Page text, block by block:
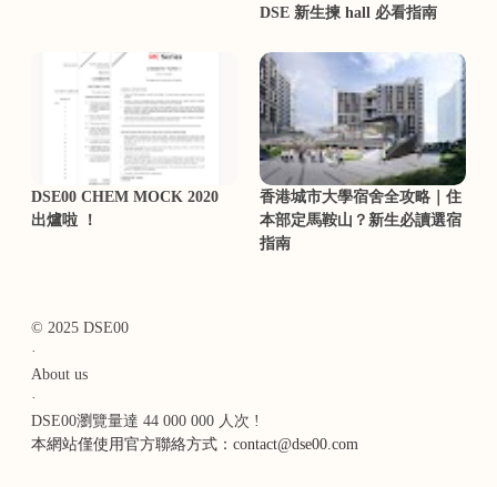
DSE 新生揀 hall 必看指南
DSE00 CHEM MOCK 2020
出爐啦 ！
香港城市大學宿舍全攻略｜住
本部定馬鞍山？新生必讀選宿
指南
© 2025 DSE00
·
About us
·
DSE00瀏覽量達 44 000 000 人次 !
本網站僅使用官方聯絡方式：contact@dse00.com